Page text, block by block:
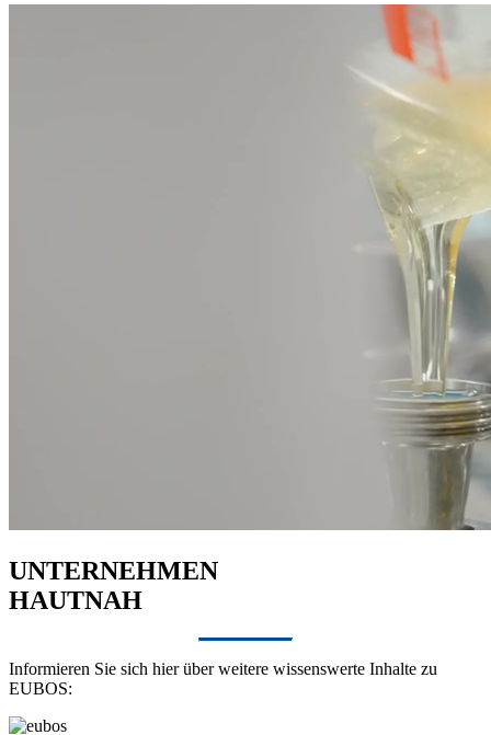
UNTERNEHMEN
HAUTNAH
Informieren Sie sich hier über weitere wissenswerte Inhalte zu
EUBOS: